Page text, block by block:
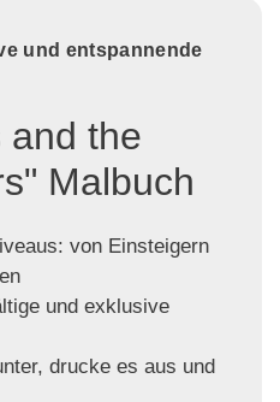
und entspannende
and the
Malbuch
von Einsteigern
und exklusive
drucke es aus und